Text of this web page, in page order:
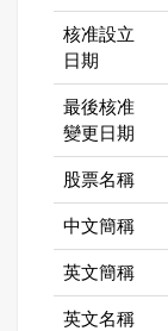
核准設立
日期
最後核准
變更日期
股票名稱
中文簡稱
英文簡稱
英文名稱